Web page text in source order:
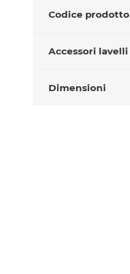
Codice prodotto
Accessori lavelli
Dimensioni